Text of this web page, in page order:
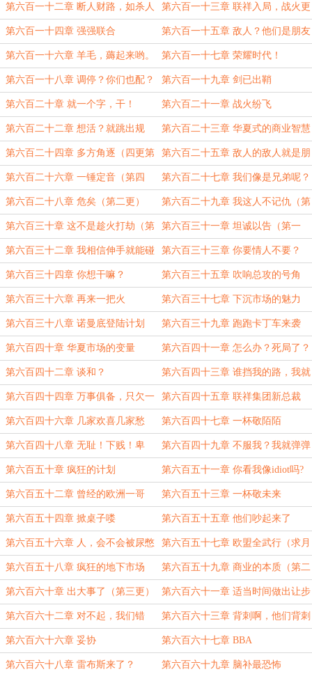
第六百一十二章 断人财路，如杀人
父母。
第六百一十三章 联祥入局，战火更
盛。
第六百一十四章 强强联合 第六百一十五章 敌人？他们是朋友
啊。
第六百一十六章 羊毛，薅起来哟。 第六百一十七章 荣耀时代！
第六百一十八章 调停？你们也配？ 第六百一十九章 剑已出鞘
第六百二十章 就一个字，干！ 第六百二十一章 战火纷飞
第六百二十二章 想活？就跳出规
则。
第六百二十三章 华夏式的商业智慧
（四更第一更）
第六百二十四章 多方角逐（四更第
二更）
第六百二十五章 敌人的敌人就是朋
友
第六百二十六章 一锤定音（第四
更！）
第六百二十七章 我们像是兄弟呢？
（四更第一更）
第六百二十八章 危矣（第二更） 第六百二十九章 我这人不记仇（第
三更！）
第六百三十章 这不是趁火打劫（第
四更）
第六百三十一章 坦诚以告（第一
更）
第六百三十二章 我相信伸手就能碰
到天
第六百三十三章 你要情人不要？
（第三更）
第六百三十四章 你想干嘛？ 第六百三十五章 吹响总攻的号角
第六百三十六章 再来一把火 第六百三十七章 下沉市场的魅力
第六百三十八章 诺曼底登陆计划 第六百三十九章 跑跑卡丁车来袭
第六百四十章 华夏市场的变量 第六百四十一章 怎么办？死局了？
第六百四十二章 谈和？ 第六百四十三章 谁挡我的路，我就
要谁死！
第六百四十四章 万事俱备，只欠一
炮。
第六百四十五章 联祥集团新总裁
第六百四十六章 几家欢喜几家愁 第六百四十七章 一杯敬陌陌
第六百四十八章 无耻！下贱！卑
鄙！
第六百四十九章 不服我？我就弹弹
弹！
第六百五十章 疯狂的计划 第六百五十一章 你看我像idiot吗?
第六百五十二章 曾经的欧洲一哥 第六百五十三章 一杯敬未来
第六百五十四章 掀桌子喽 第六百五十五章 他们吵起来了
第六百五十六章 人，会不会被尿憋
死？
第六百五十七章 欧盟全武行（求月
票）
第六百五十八章 疯狂的地下市场
（四更第一更）
第六百五十九章 商业的本质（第二
更）
第六百六十章 出大事了（第三更） 第六百六十一章 适当时间做出让步
（第四更）
第六百六十二章 对不起，我们错
了……
第六百六十三章 背刺啊，他们背刺
啊
第六百六十六章 妥协 第六百六十七章 BBA
第六百六十八章 雷布斯来了？ 第六百六十九章 脑补最恐怖